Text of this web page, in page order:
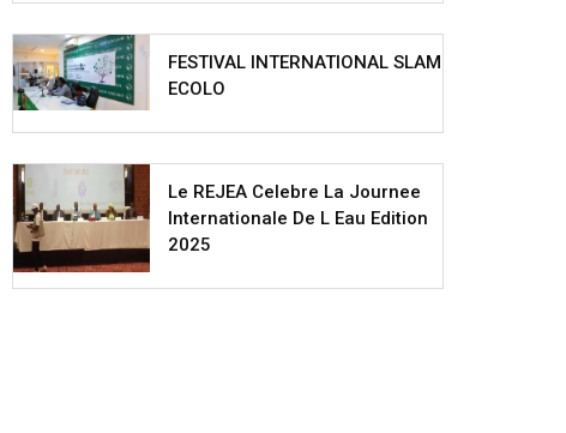
FESTIVAL INTERNATIONAL SLAM
ECOLO
Le REJEA Celebre La Journee
Internationale De L Eau Edition
2025